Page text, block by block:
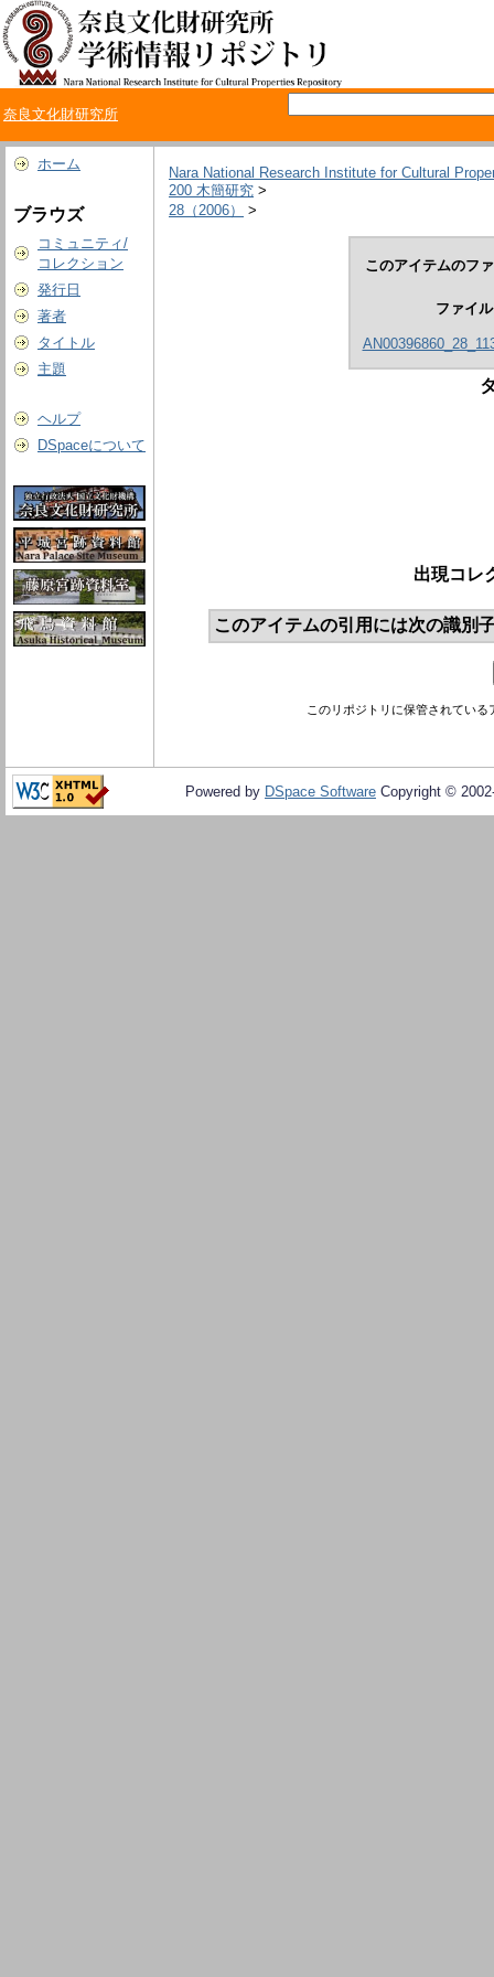
奈良文化財研究所
ホーム
ブラウズ
コミュニティ/
コレクション
発行日
著者
タイトル
主題
ヘルプ
DSpaceについて
Nara National Research Institute for Cultural
200 木簡研究 >
28（2006）
>
このアイテムのフ
ファイル
出現コレ
このアイテムの引用には次の識別
このリポジトリに保管されてい
Powered by DSpace Software Copyright ©